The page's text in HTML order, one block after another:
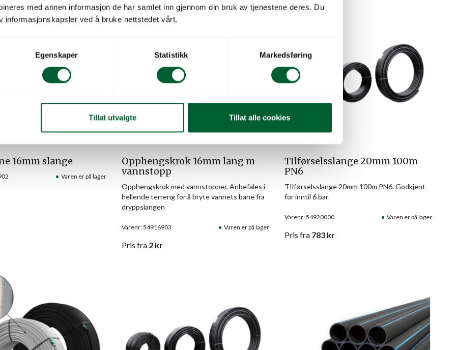
med annen informasjon de har samlet inn gjennom din bruk av tjenestene deres. Du
informasjonskapsler ved å bruke nettstedet vårt.
Egenskaper Statistikk Markedsføring
Tillat utvalgte Tillat alle cookies
16mm slange
Varen er på lager
Opphengskrok 16mm lang m
vannstopp
Varenr: 54916903 Varen er på lager
Opphengskrok med vannstopper. Anbefales i
hellende terreng for å bryte vannets bane fra
dryppslangen
Pris fra 2kr
TIlførselsslange 20mm 100m
PN6
Varenr: 54920000 Varen er på lager
TIlførselsslange 20mm 100m PN6. Godkjent
for inntil 6 bar
Pris fra 783kr